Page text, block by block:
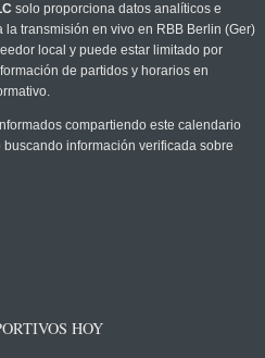
solo proporciona datos analíticos e
transmisión en vivo en RBB Berlin (Ger)
local y puede estar limitado por
de partidos y horarios en
compartiendo este calendario
información verificada sobre
HOY